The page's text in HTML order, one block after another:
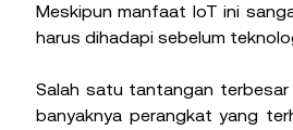
Meskipun manfaat IoT ini
harus dihadapi sebelum
Salah satu tantangan terbesar
banyaknya perangkat yang